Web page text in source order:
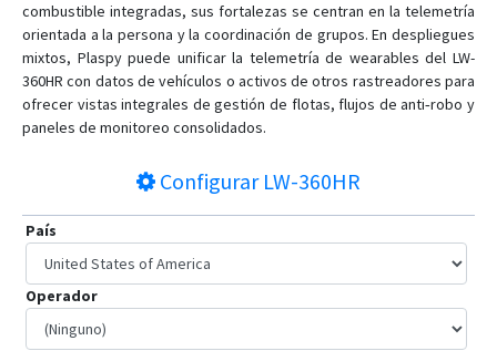
combustible integradas, sus fortalezas se centran en la telemetría
orientada a la persona y la coordinación de grupos. En despliegues
mixtos, Plaspy puede unificar la telemetría de wearables del LW-
360HR con datos de vehículos o activos de otros rastreadores para
ofrecer vistas integrales de gestión de flotas, flujos de anti‑robo y
paneles de monitoreo consolidados.
ConfigurarLW-360HR
País
Operador